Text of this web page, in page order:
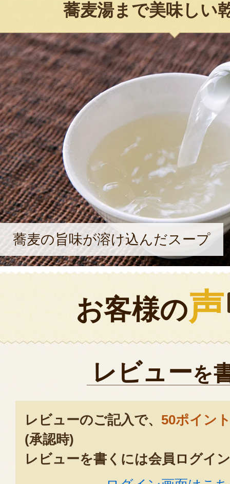
蕎麦湯まで美味しい
蕎麦の旨味が溶け込んだスープ
お客様の声
レビューを
レビューのご記入で、 50ポイン
(承認時)
レビューを書くには会員ログイ